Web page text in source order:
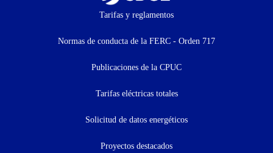
secundario)
Tarifas y reglamentos
Normas de conducta de la FERC - Orden 717
Publicaciones de la CPUC
Tarifas eléctricas totales
Solicitud de datos energéticos
Proyectos destacados